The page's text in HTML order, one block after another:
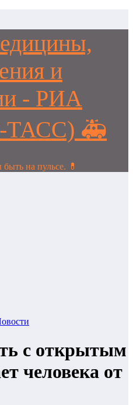
и
- РИА
🚑
на пульсе. 💊
с открытым
человека от